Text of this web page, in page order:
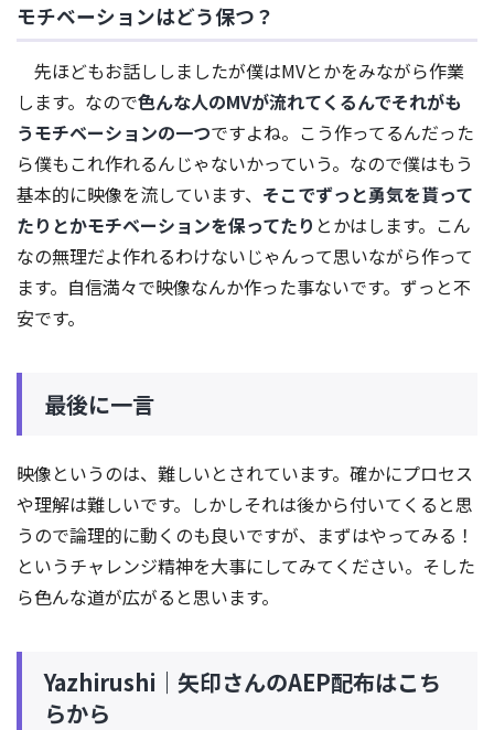
モチベーションはどう保つ？
先ほどもお話ししましたが僕はMVとかをみながら作業
します。なので色んな人のMVが流れてくるんでそれがも
うモチベーションの一つですよね。こう作ってるんだった
ら僕もこれ作れるんじゃないかっていう。なので僕はもう
基本的に映像を流しています、 そこでずっと勇気を貰って
たりとかモチベーションを保ってたり とかはします。こん
なの無理だよ作れるわけないじゃんって思いながら作って
ます。自信満々で映像なんか作った事ないです。ずっと不
安です。
最後に一言
映像というのは、難しいとされています。確かにプロセス
や理解は難しいです。しかしそれは後から付いてくると思
うので論理的に動くのも良いですが、まずはやってみる！
というチャレンジ精神を大事にしてみてください。そした
ら色んな道が広がると思います。
Yazhirushi｜矢印さんのAEP配布はこち
らから